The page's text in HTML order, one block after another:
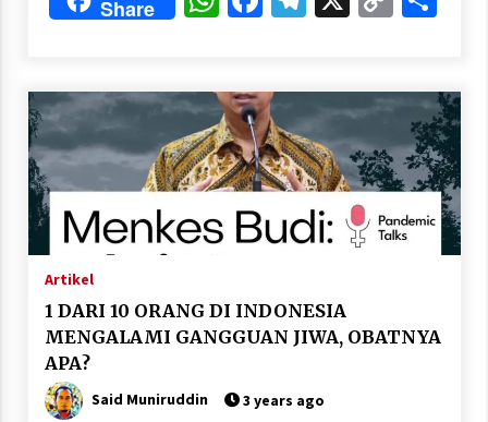
Nubuwwat
Share
Artikel
1 DARI 10 ORANG DI INDONESIA
MENGALAMI GANGGUAN JIWA, OBATNYA
APA?
Said Muniruddin 3 years ago